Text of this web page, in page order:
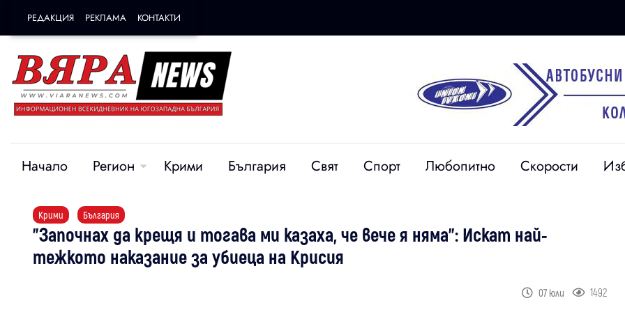
РЕДАКЦИЯ РЕКЛАМА КОНТАКТИ
Начало Регион Крими България Свят Спорт Любопитно Скорости
Крими България
"Започнах да крещя и тогава ми казаха, че вече я няма": Искат най-
тежкото наказание за убиеца на Крисия
07 юли 1492